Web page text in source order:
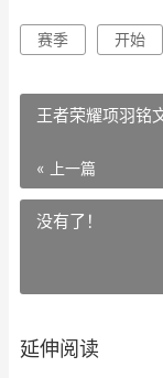
赛季 开始
王者荣耀项羽铭
« 上一篇
没有了！
延伸阅读